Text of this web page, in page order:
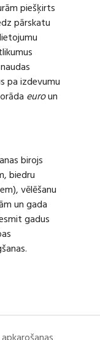
piešķirts
pārskatu
pa izdevumu
euroun
birojs
biedru
vēlēšanu
un gada
gadus